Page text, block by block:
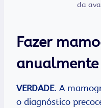
da
Fazer
anualmente
VERDADE. A
o diagnóstico